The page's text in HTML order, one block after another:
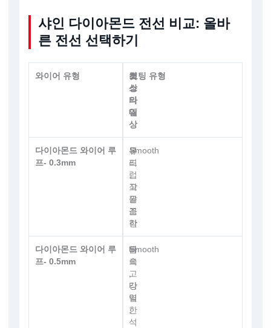
샤인 다이아몬드 전선 비교: 올바
른 전선 선택하기
와이어 유형
최
상
의
대
상
컷
스
타
일
코팅 유형
다이아몬드 와이어 루
프- 0.3mm
유
리
,
작
은
조
각
부
드
럽
고
깔
끔
한
Smooth
다이아몬드 와이어 루
프- 0.5mm
금
속
,
타
일
,
석
빠
르
고
강
력
한
Smooth